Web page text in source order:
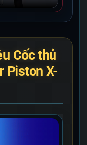
Cốc thủ
Piston X-